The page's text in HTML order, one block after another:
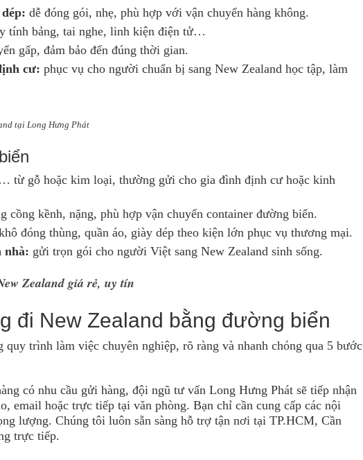
dễ đóng gói, nhẹ, phù hợp với vận chuyển hàng không.
tính bảng, tai nghe, linh kiện điện tử…
gấp, đảm bảo đến đúng thời gian.
cư: phục vụ cho người chuẩn bị sang New Zealand học tập, làm
tại Long Hưng Phát
từ gỗ hoặc kim loại, thường gửi cho gia đình định cư hoặc kinh
cồng kềnh, nặng, phù hợp vận chuyển container đường biển.
đóng thùng, quần áo, giày dép theo kiện lớn phục vụ thương mại.
nhà: gửi trọn gói cho người Việt sang New Zealand sinh sống.
Zealand giá rẻ, uy tín
đi New Zealand bằng đường biển
trình làm việc chuyên nghiệp, rõ ràng và nhanh chóng qua 5 bước
có nhu cầu gửi hàng, đội ngũ tư vấn Long Hưng Phát sẽ tiếp nhận
email hoặc trực tiếp tại văn phòng. Bạn chỉ cần cung cấp các nội
lượng. Chúng tôi luôn sẵn sàng hỗ trợ tận nơi tại TP.HCM, Cần
trực tiếp.